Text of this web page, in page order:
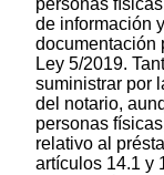
de información
documentación
Ley 5/2019.
suministrar por
del notario,
personas
relativo al
artículos 14.1 y